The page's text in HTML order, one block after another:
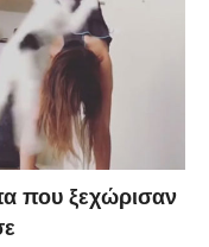
που ξεχώρισαν